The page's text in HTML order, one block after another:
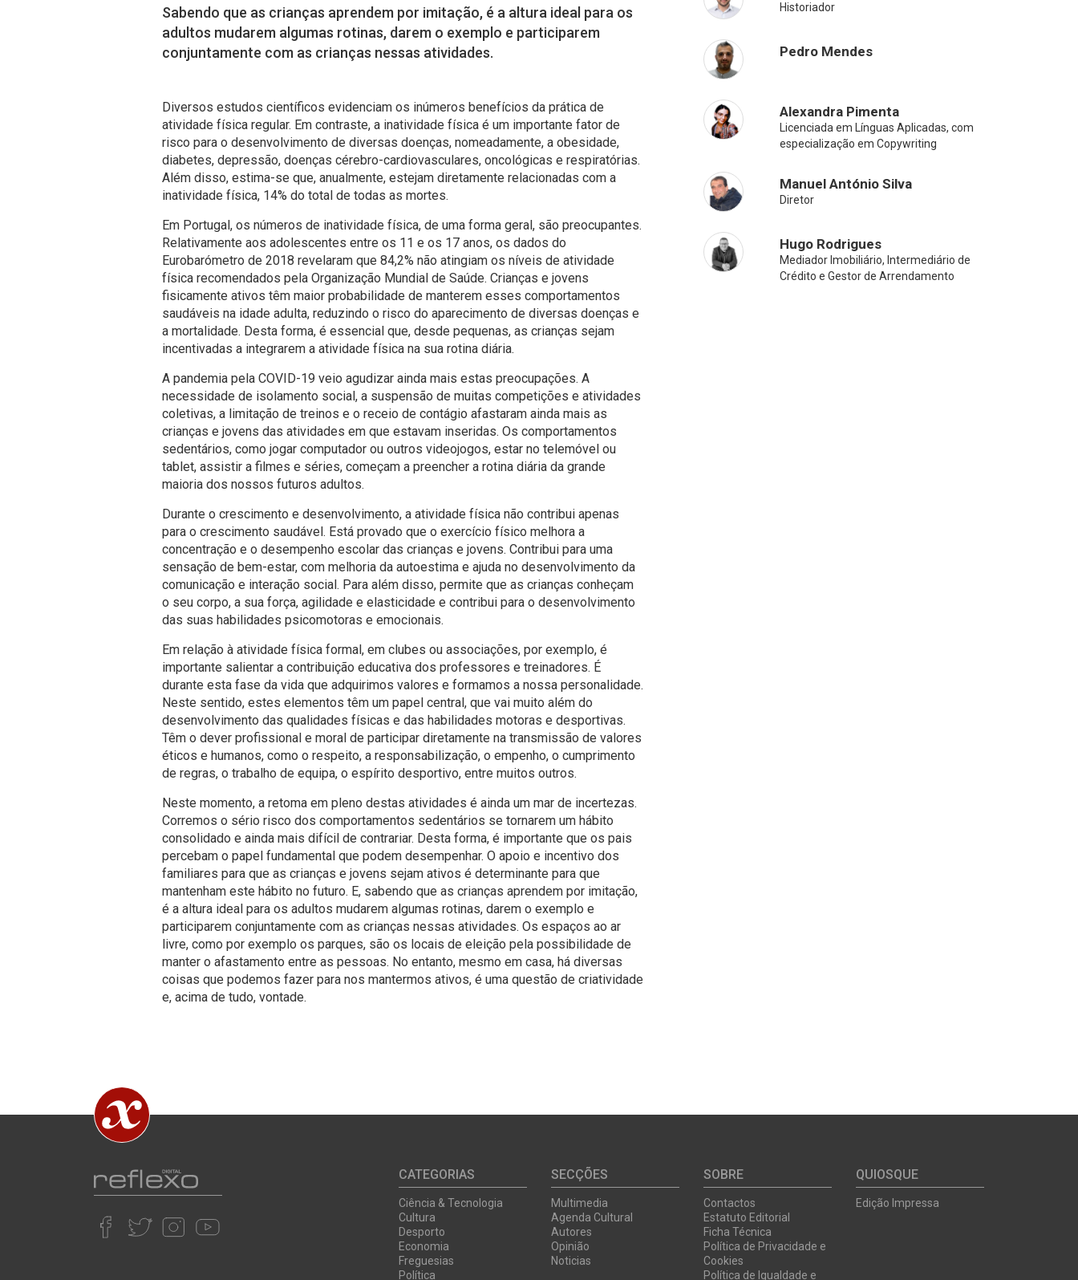
Sabendo que as crianças aprendem por imitação, é a altura ideal para os
adultos mudarem algumas rotinas, darem o exemplo e participarem
conjuntamente com as crianças nessas atividades.
Diversos estudos científicos evidenciam os inúmeros benefícios da prática de
atividade física regular. Em contraste, a inatividade física é um importante fator de
risco para o desenvolvimento de diversas doenças, nomeadamente, a obesidade,
diabetes, depressão, doenças cérebro-cardiovasculares, oncológicas e respiratórias.
Além disso, estima-se que, anualmente, estejam diretamente relacionadas com a
inatividade física, 14% do total de todas as mortes.
Em Portugal, os números de inatividade física, de uma forma geral, são preocupantes.
Relativamente aos adolescentes entre os 11 e os 17 anos, os dados do
Eurobarómetro de 2018 revelaram que 84,2% não atingiam os níveis de atividade
física recomendados pela Organização Mundial de Saúde. Crianças e jovens
fisicamente ativos têm maior probabilidade de manterem esses comportamentos
saudáveis na idade adulta, reduzindo o risco do aparecimento de diversas doenças e
a mortalidade. Desta forma, é essencial que, desde pequenas, as crianças sejam
incentivadas a integrarem a atividade física na sua rotina diária.
A pandemia pela COVID-19 veio agudizar ainda mais estas preocupações. A
necessidade de isolamento social, a suspensão de muitas competições e atividades
coletivas, a limitação de treinos e o receio de contágio afastaram ainda mais as
crianças e jovens das atividades em que estavam inseridas. Os comportamentos
sedentários, como jogar computador ou outros videojogos, estar no telemóvel ou
tablet, assistir a filmes e séries, começam a preencher a rotina diária da grande
maioria dos nossos futuros adultos.
Durante o crescimento e desenvolvimento, a atividade física não contribui apenas
para o crescimento saudável. Está provado que o exercício físico melhora a
concentração e o desempenho escolar das crianças e jovens. Contribui para uma
sensação de bem-estar, com melhoria da autoestima e ajuda no desenvolvimento da
comunicação e interação social. Para além disso, permite que as crianças conheçam
o seu corpo, a sua força, agilidade e elasticidade e contribui para o desenvolvimento
das suas habilidades psicomotoras e emocionais.
Em relação à atividade física formal, em clubes ou associações, por exemplo, é
importante salientar a contribuição educativa dos professores e treinadores. É
durante esta fase da vida que adquirimos valores e formamos a nossa personalidade.
Neste sentido, estes elementos têm um papel central, que vai muito além do
desenvolvimento das qualidades físicas e das habilidades motoras e desportivas.
Têm o dever profissional e moral de participar diretamente na transmissão de valores
éticos e humanos, como o respeito, a responsabilização, o empenho, o cumprimento
de regras, o trabalho de equipa, o espírito desportivo, entre muitos outros.
Neste momento, a retoma em pleno destas atividades é ainda um mar de incertezas.
Corremos o sério risco dos comportamentos sedentários se tornarem um hábito
consolidado e ainda mais difícil de contrariar. Desta forma, é importante que os pais
percebam o papel fundamental que podem desempenhar. O apoio e incentivo dos
familiares para que as crianças e jovens sejam ativos é determinante para que
mantenham este hábito no futuro. E, sabendo que as crianças aprendem por imitação,
é a altura ideal para os adultos mudarem algumas rotinas, darem o exemplo e
participarem conjuntamente com as crianças nessas atividades. Os espaços ao ar
livre, como por exemplo os parques, são os locais de eleição pela possibilidade de
manter o afastamento entre as pessoas. No entanto, mesmo em casa, há diversas
coisas que podemos fazer para nos mantermos ativos, é uma questão de criatividade
e, acima de tudo, vontade.
Historiador
Pedro Mendes
Alexandra Pimenta
Licenciada em Línguas Aplicadas, com
especialização em Copywriting
Manuel António Silva
Diretor
Hugo Rodrigues
Mediador Imobiliário, Intermediário de
Crédito e Gestor de Arrendamento
CATEGORIAS
Ciência & Tecnologia
Cultura
Desporto
Economia
Freguesias
Política
SECÇÕES
Multimedia
Agenda Cultural
Autores
Opinião
Noticias
SOBRE
Contactos
Estatuto Editorial
Ficha Técnica
Política de Privacidade e
Cookies
Política de Igualdade e
QUIOSQUE
Edição Impressa